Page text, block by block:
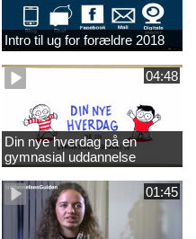
Intro til ug for forældre 2018
04:48
Din nye hverdag på en
gymnasial uddannelse
01:45